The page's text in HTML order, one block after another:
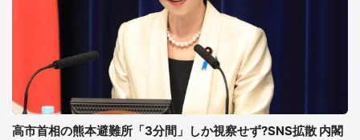
高市首相の熊本避難所「3分間」しか視察せず?SNS拡散 内閣